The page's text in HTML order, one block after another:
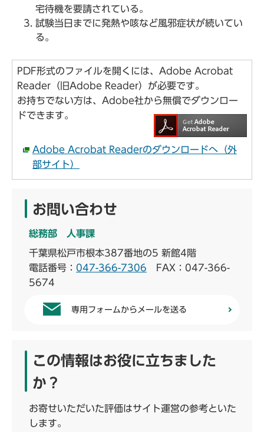
宅待機を要請されている。
試験当日までに発熱や咳など風邪症状が続いてい
る。
PDF形式のファイルを開くには、Adobe Acrobat
Reader（旧Adobe Reader）が必要です。
お持ちでない方は、Adobe社から無償でダウンロー
ドできます。
Adobe Acrobat Readerのダウンロードへ（外
部サイト）
お問い合わせ
総務部 人事課
千葉県松戸市根本387番地の5 新館4階
電話番号： 047-366-7306 FAX：047-366-
5674
専用フォームからメールを送る
この情報はお役に立ちました
か？
お寄せいただいた評価はサイト運営の参考といた
します。